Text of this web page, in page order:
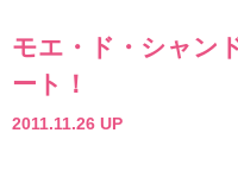
モエ・ド・シャン
ート！
2011.11.26 UP